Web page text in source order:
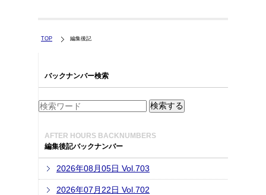
TOP 編集後記
バックナンバー検索
AFTER HOURS BACKNUMBERS
編集後記バックナンバー
2026年08月05日 Vol.703
2026年07月22日 Vol.702